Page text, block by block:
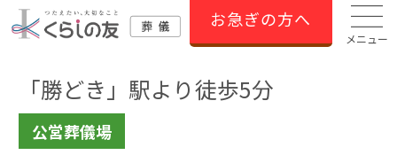
お急ぎの方へ
メニュー
「勝どき」駅より徒歩5分
公営葬儀場